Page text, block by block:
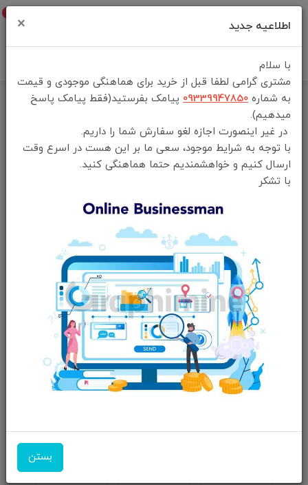
خانه
فهرست محصولات
مودم قابل حمل 4G LTE گرین لاین Green Lion Portable Mifi Router
اطلاعیه جدید ×
با سلام
مشتری گرامی لطفا قبل از خرید برای هماهنگی موجودی و قیمت
به شماره 09339947850 پیامک بفرستید(فقط پیامک پاسخ
میدهیم).
در غیر اینصورت اجازه لغو سفارش شما را داریم.
با توجه به شرایط موجود، سعی ما بر این هست در اسرع وقت
ارسال کنیم و خواهشمندیم حتما هماهنگی کنید.
با تشکر
بستن